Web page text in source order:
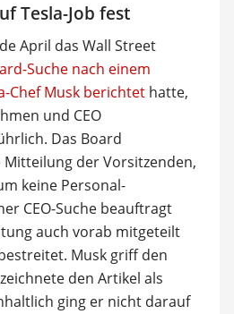
Tesla-Job fest
April das Wall Street
Suche nach einem
Chef Musk berichtethatte,
und CEO
Das Board
der Vorsitzenden,
keine Personal-
CEO-Suche beauftragt
auch vorab mitgeteilt
Musk griff den
den Artikel als
ging er nicht darauf